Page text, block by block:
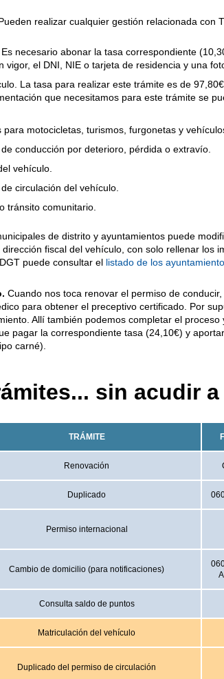
realizar cualquier gestión relacionada con
necesario abonar la tasa correspondiente
vigor, el DNI, NIE o tarjeta de residencia y una
La tasa para realizar este trámite es de
que necesitamos para este trámite se
para motocicletas, turismos, furgonetas y
conducción por deterioro, pérdida o extravío.
vehículo.
circulación del vehículo.
tránsito comunitario.
de distrito y ayuntamientos puede
fiscal del vehículo, con solo rellenar los
puede consultar el listado de los
Cuando nos toca renovar el permiso de
para obtener el preceptivo certificado. Por
Allí también podemos completar el
pagar la correspondiente tasa (24,10€) y
carné).
sin acudir a
TRÁMITE
Renovación
Duplicado
Permiso internacional
Cambio de domicilio (para notificaciones)
Consulta saldo de puntos
Matriculación del vehículo
Duplicado del permiso de circulación